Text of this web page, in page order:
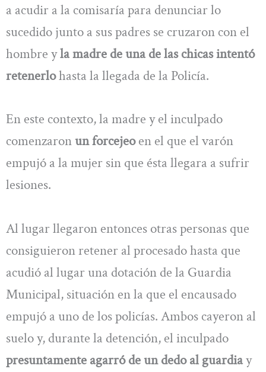
a acudir a la comisaría para denunciar lo
sucedido junto a sus padres se cruzaron con el
hombre yla madre de una de las chicas intentó
retenerlohasta la llegada de la Policía.
En este contexto, la madre y el inculpado
comenzaronun forcejeoen el que el varón
empujó a la mujer sin que ésta llegara a sufrir
lesiones.
Al lugar llegaron entonces otras personas que
consiguieron retener al procesado hasta que
acudió al lugar una dotación de la Guardia
Municipal, situación en la que el encausado
empujó a uno de los policías. Ambos cayeron al
suelo y, durante la detención, el inculpado
presuntamente agarró de un dedo al guardiay